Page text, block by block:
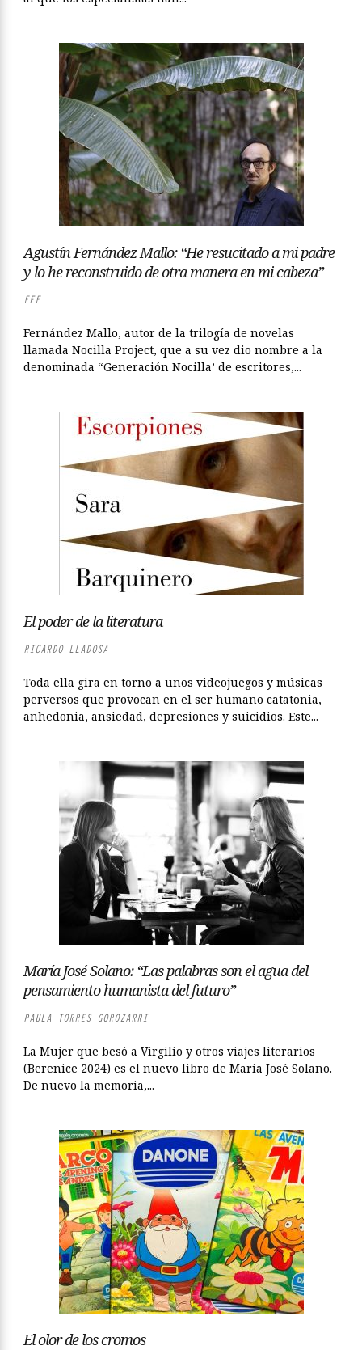
Agustín Fernández Mallo: “He resucitado a mi padre
y lo he reconstruido de otra manera en mi cabeza”
EFE
Fernández Mallo, autor de la trilogía de novelas
llamada Nocilla Project, que a su vez dio nombre a la
denominada “Generación Nocilla’ de escritores,...
El poder de la literatura
RICARDO LLADOSA
Toda ella gira en torno a unos videojuegos y músicas
perversos que provocan en el ser humano catatonia,
anhedonia, ansiedad, depresiones y suicidios. Este...
María José Solano: “Las palabras son el agua del
pensamiento humanista del futuro”
PAULA TORRES GOROZARRI
La Mujer que besó a Virgilio y otros viajes literarios
(Berenice 2024) es el nuevo libro de María José Solano.
De nuevo la memoria,...
El olor de los cromos